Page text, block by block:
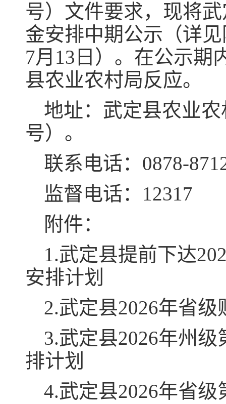
号）文件要求，现将
金安排中期公示（详
7月13日）。在公示期
县农业农村局反应。
地址：武定县农业
号）。
联系电话：0878-
监督电话：12317
附件：
1.武定县提前下达
安排计划
2.武定县2026年省
3.武定县2026年州
排计划
4.武定县2026年省